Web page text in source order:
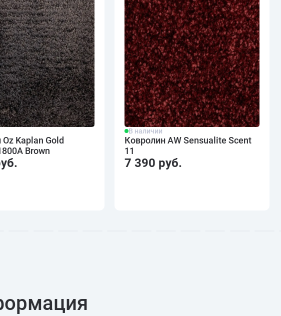
Kaplan Gold
Brown
В наличии
Ковролин AW Sensualite Scent
11
7 390 руб.